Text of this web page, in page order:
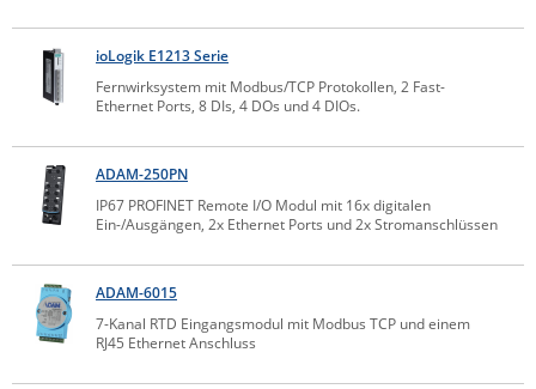
Kramer Electronics
KVM TEC
Legrand
Milesight
Moxa
Panorama Antennas
PatchSee
ioLogik E1213 Serie
Fernwirksystem mit Modbus/TCP Protokollen, 2 Fast-
Ethernet Ports, 8 DIs, 4 DOs und 4 DIOs.
ADAM-250PN
IP67 PROFINET Remote I/O Modul mit 16x digitalen
Ein-/Ausgängen, 2x Ethernet Ports und 2x Stromanschlüssen
ADAM-6015
7-Kanal RTD Eingangsmodul mit Modbus TCP und einem
RJ45 Ethernet Anschluss